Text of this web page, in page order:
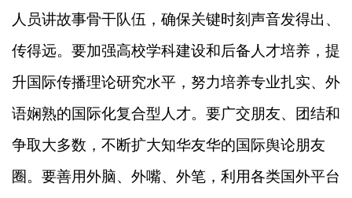
人员讲故事骨干队伍，确保关键时刻声音发得出、
传得远。要加强高校学科建设和后备人才培养，提
升国际传播理论研究水平，努力培养专业扎实、外
语娴熟的国际化复合型人才。要广交朋友、团结和
争取大多数，不断扩大知华友华的国际舆论朋友
圈。要善用外脑、外嘴、外笔，利用各类国外平台